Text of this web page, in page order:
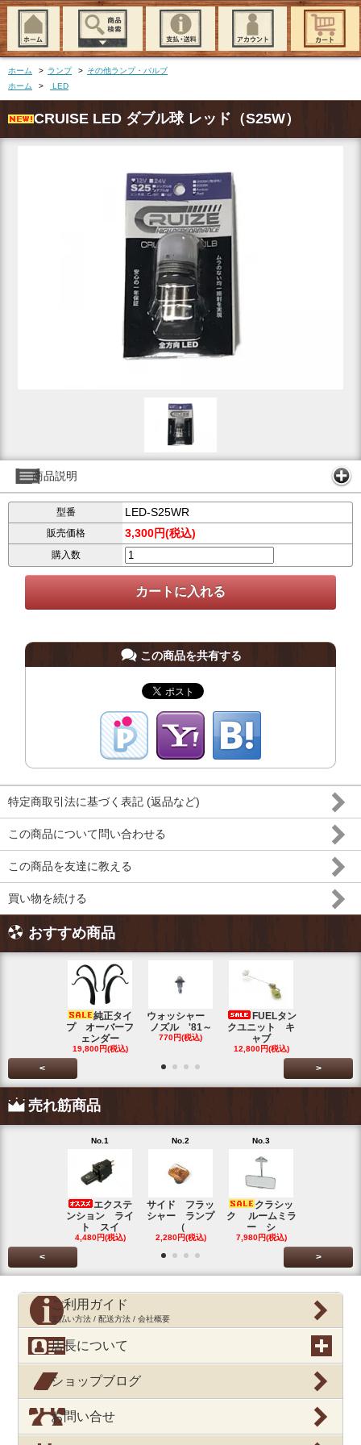
ホーム > ランプ > その他ランプ・バルブ
ホーム
> LED
CRUISE LED ダブル球 レッド（S25W）
商品説明
型番 LED-S25WR
販売価格 3,300円(税込)
購入数
この商品を共有する
特定商取引法に基づく表記 (返品など)
この商品について問い合わせる
この商品を友達に教える
買い物を続ける
おすすめ商品
純正タイ
プ オーバーフ
ェンダー
19,800円(税込)
ウォッシャー
ノズル '81～
770円(税込)
FUELタン
クユニット キ
ャブ
12,800円(税込)
< >
売れ筋商品
No.1
エクステ
ンション ライ
ト スイ
4,480円(税込)
No.2
サイド フラッ
シャー ランプ
（
2,280円(税込)
No.3
クラシッ
ク ルームミラ
ー シ
7,980円(税込)
< >
ご利用ガイド
支払い方法 / 配送方法 / 会社概要
店長について
ショップブログ
お問い合せ